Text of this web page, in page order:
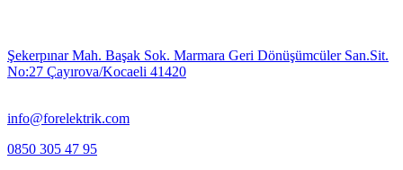
Şekerpınar Mah. Başak Sok. Marmara Geri Dönüşümcüler San.Sit.
No:27 Çayırova/Kocaeli 41420
info@forelektrik.com
0850 305 47 95